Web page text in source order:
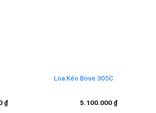
₫
Loa Kéo Bose 305C
5.100.000 ₫